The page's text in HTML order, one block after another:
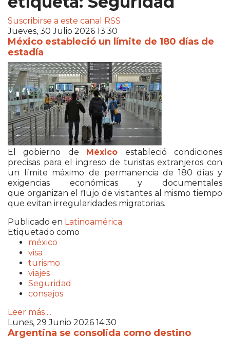
Suscribirse a este canal RSS
Jueves, 30 Julio 2026 13:30
México estableció un límite de 180 días de
estadía
El gobierno de México
estableció condiciones
precisas para el ingreso de turistas extranjeros con
un límite máximo de permanencia de 180 días y
exigencias económicas y documentales
que organizan el flujo de visitantes al mismo tiempo
que evitan irregularidades migratorias.
Publicado en Latinoamérica
Etiquetado como
méxico
visa
turismo
viajes
Seguridad
consejos
Leer más ...
Lunes, 29 Junio 2026 14:30
Argentina se consolida como destino